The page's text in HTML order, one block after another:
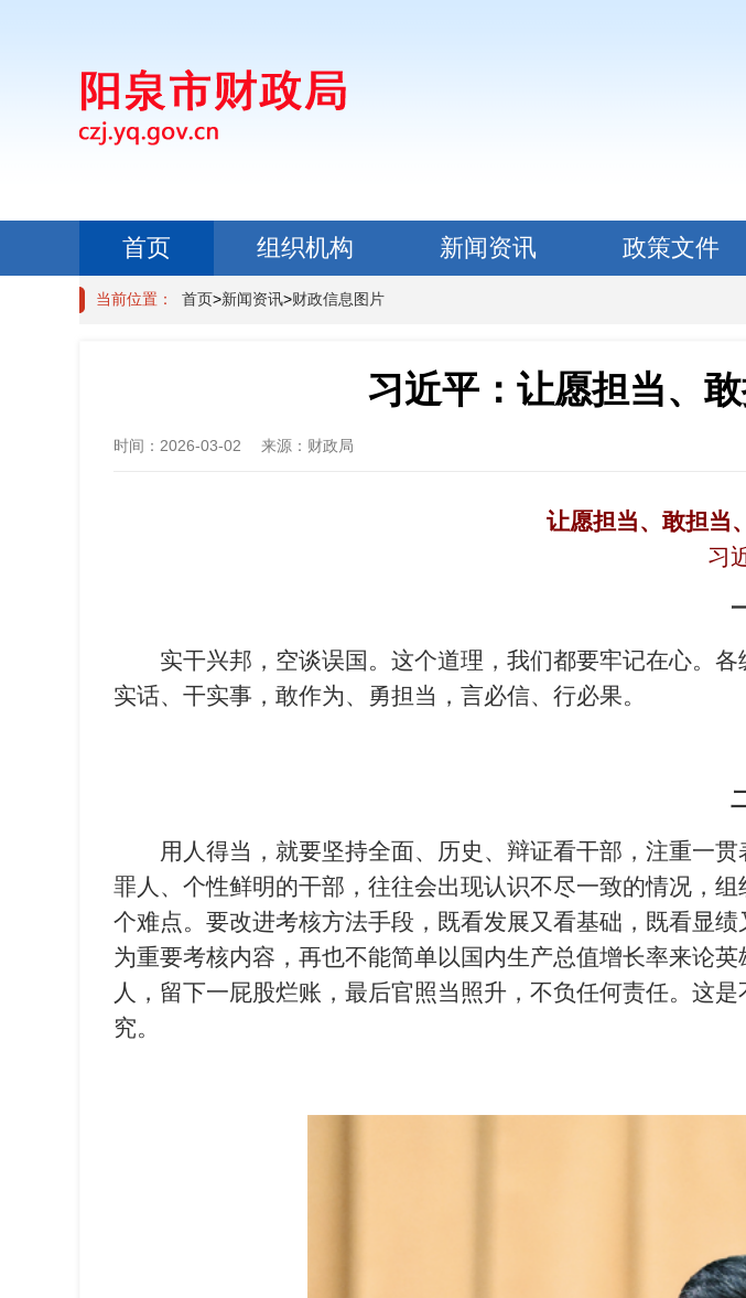
首页 组织机构 新闻资讯 政策文件
政民互动
当前位置： 首页>新闻资讯>财政信息图片
习近平：让愿担当、
时间： 2026-03-02 来源： 财政局
让愿担当、敢担当
习
实干兴邦，空谈误国。这个道理，我们都要牢记在心。
实话、干实事，敢作为、勇担当，言必信、行必果。
用人得当，就要坚持全面、历史、辩证看干部，注重一
罪人、个性鲜明的干部，往往会出现认识不尽一致的情况，
个难点。要改进考核方法手段，既看发展又看基础，既看显
为重要考核内容，再也不能简单以国内生产总值增长率来论
人，留下一屁股烂账，最后官照当照升，不负任何责任。这
究。